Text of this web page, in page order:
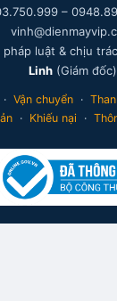
–
luật & chịu
Linh(Giám đốc)
· Vận chuyển·
· Khiếu nại ·